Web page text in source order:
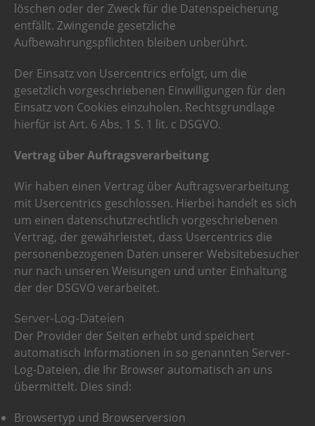
löschen oder der Zweck für die Datenspeicherung
entfällt. Zwingende gesetzliche
Aufbewahrungspflichten bleiben unberührt.
Der Einsatz von Usercentrics erfolgt, um die
gesetzlich vorgeschriebenen Einwilligungen für den
Einsatz von Cookies einzuholen. Rechtsgrundlage
hierfür ist Art. 6 Abs. 1 S. 1 lit. c DSGVO.
Vertrag über Auftragsverarbeitung
Wir haben einen Vertrag über Auftragsverarbeitung
mit Usercentrics geschlossen. Hierbei handelt es sich
um einen datenschutzrechtlich vorgeschriebenen
Vertrag, der gewährleistet, dass Usercentrics die
personenbezogenen Daten unserer Websitebesucher
nur nach unseren Weisungen und unter Einhaltung
der der DSGVO verarbeitet.
Server-Log-Dateien
Der Provider der Seiten erhebt und speichert
automatisch Informationen in so genannten Server-
Log-Dateien, die Ihr Browser automatisch an uns
übermittelt. Dies sind:
Browsertyp und Browserversion